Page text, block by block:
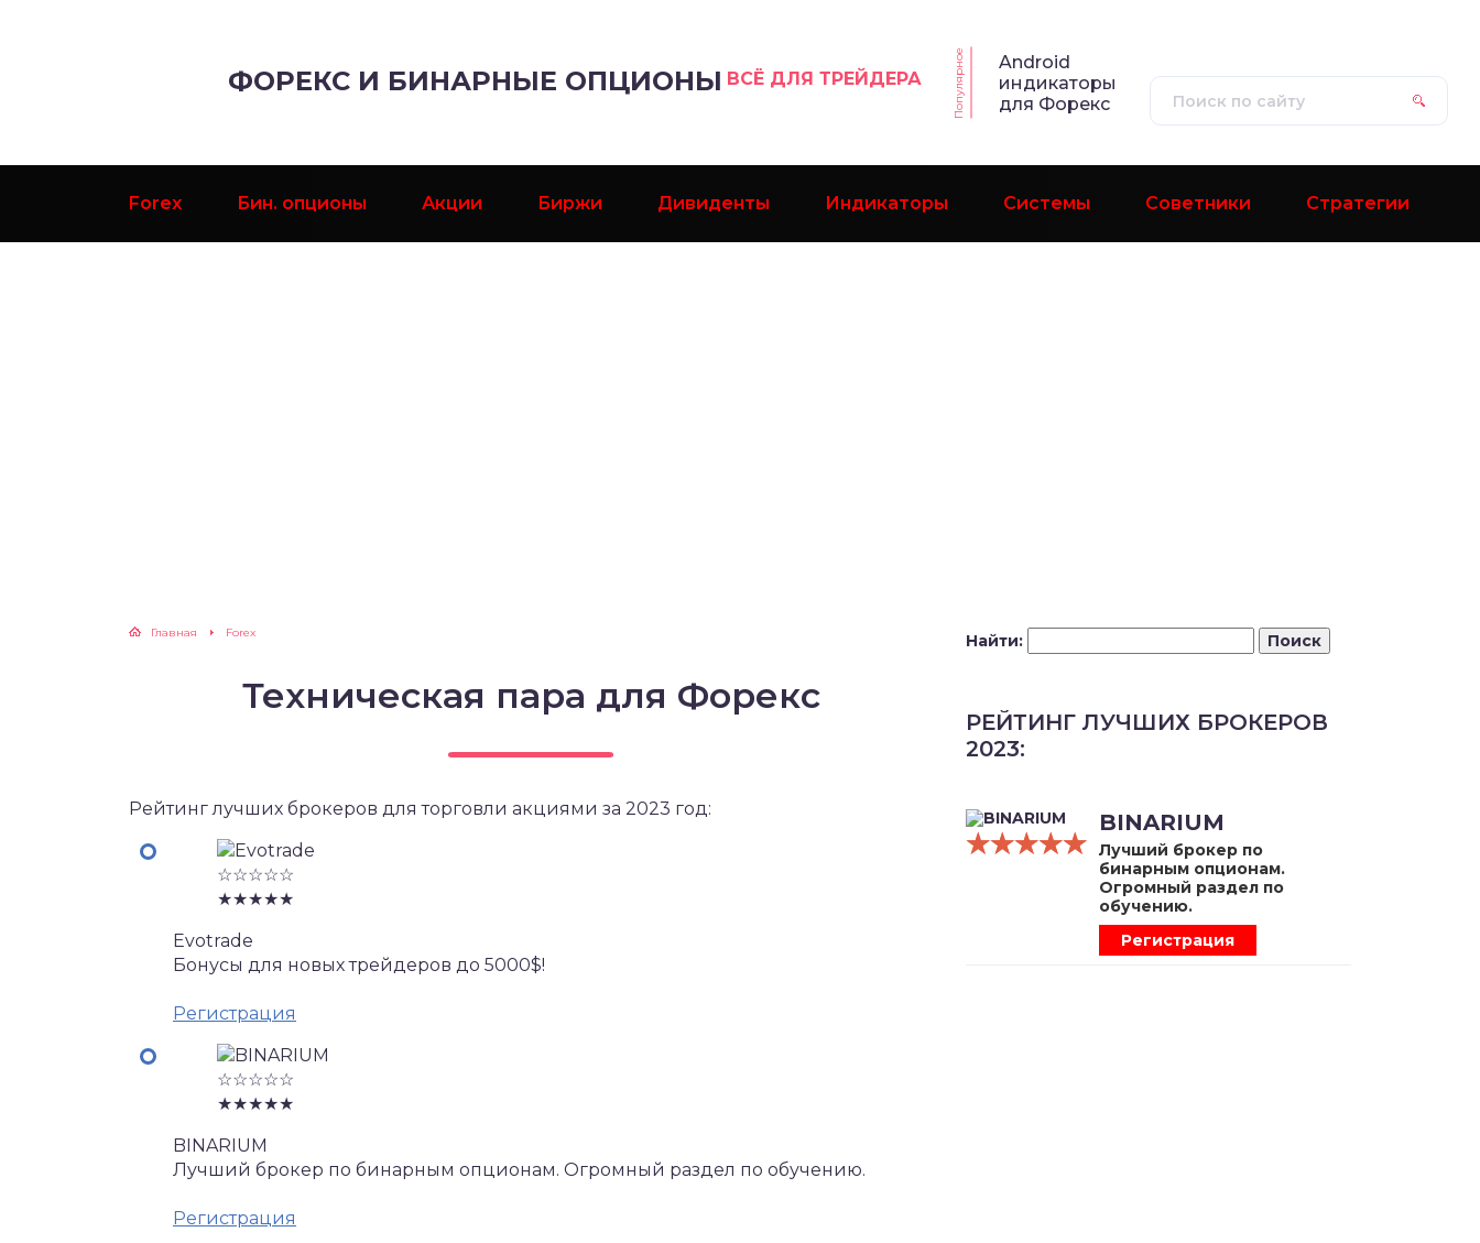
ФОРЕКС И БИНАРНЫЕ ОПЦИОНЫ ВСЁ ДЛЯ ТРЕЙДЕРА Популярное
Android
индикаторы
для Форекс
Forex Бин. опционы Акции Биржи Дивиденты Индикаторы Системы Советники Стратегии
Главная Forex
Техническая пара для Форекс
Рейтинг лучших брокеров для торговли акциями за 2023 год:
☆☆☆☆☆
★★★★★
Evotrade
Бонусы для новых трейдеров до 5000$!
Регистрация
☆☆☆☆☆
★★★★★
BINARIUM
Лучший брокер по бинарным опционам. Огромный раздел по обучению.
Регистрация
Найти:
РЕЙТИНГ ЛУЧШИХ БРОКЕРОВ
2023:
☆☆☆☆☆
★★★★★
BINARIUM
Лучший брокер по
бинарным опционам.
Огромный раздел по
обучению.
Регистрация